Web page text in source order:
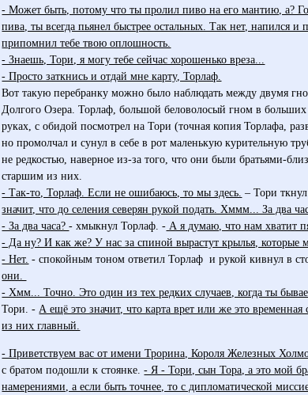
- Может быть, потому что ты пролил пиво на его мантию, а?
пива, ты всегда пьянел быстрее остальных. Так нет, напился
припомнил тебе твою оплошность.
- Знаешь, Тори, я могу тебе сейчас хорошенько вреза...
- Просто заткнись и отдай мне карту, Торлаф.
Вот такую перебранку можно было наблюдать между двумя
Долгого Озера. Торлаф, большой беловолосый гном в
руках, с обидой посмотрел на Тори (точная копия Торлафа,
но промолчал и сунул в себе в рот маленькую курительную
не редкостью, наверное из-за того, что они были братьями-
старшим из них.
- Так-то, Торлаф. Если не ошибаюсь, то мы здесь. – Тори
значит, что до селения северян рукой подать. Хммм... За два
- За два часа?- хмыкнул Торлаф. - А я думаю, что нам хватит
- Да ну? И как же? У нас за спиной вырастут крылья, которые
- Нет. - спокойным тоном ответил Торлаф и рукой кивнул в
они.
- Хмм... Точно. Это один из тех редких случаев, когда ты
Тори. - А ещё это значит, что карта врет или же это
из них главный.
- Приветствуем вас от имени Трорина, Короля Железных
с братом подошли к стоянке.- Я - Тори, сын Тора, а это мой
намерениями, а если быть точнее, то с дипломатической